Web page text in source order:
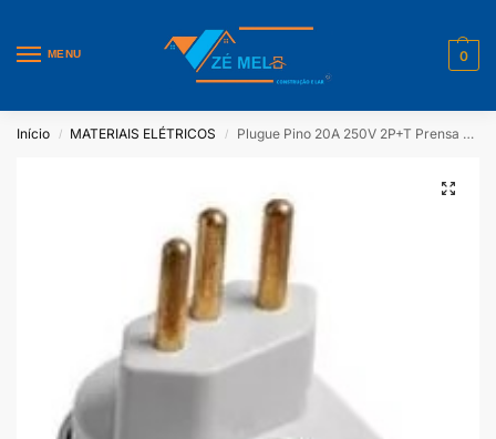
MENU 0
Início / MATERIAIS ELÉTRICOS / Plugue Pino 20A 250V 2P+T Prensa Cabo Branco Ilumi